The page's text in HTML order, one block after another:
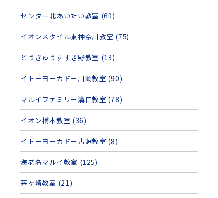
センター北あいたい教室 (60)
イオンスタイル東神奈川教室 (75)
とうきゅうすすき野教室 (13)
イトーヨーカドー川崎教室 (90)
マルイファミリー溝口教室 (78)
イオン橋本教室 (36)
イトーヨーカドー古淵教室 (8)
海老名マルイ教室 (125)
茅ヶ崎教室 (21)